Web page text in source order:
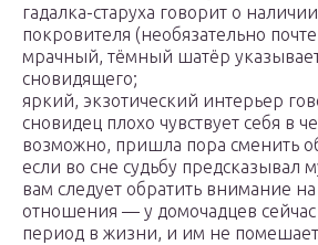
гадалка-старуха говорит о
покровителя (необязательно
мрачный, тёмный шатёр
сновидящего;
яркий, экзотический интерьер
сновидец плохо чувствует себя в
возможно, пришла пора сменить
если во сне судьбу предсказывал
вам следует обратить внимание
отношения — у домочадцев
период в жизни, и им не